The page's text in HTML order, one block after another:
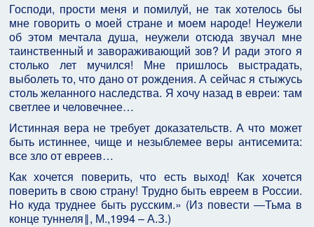
Господи, прости меня и помилуй, не так хотелось бы
мне говорить о моей стране и моем народе! Неужели
об этом мечтала душа, неужели отсюда звучал мне
таинственный и завораживающий зов? И ради этого я
столько лет мучился! Мне пришлось выстрадать,
выболеть то, что дано от рождения. А сейчас я стыжусь
столь желанного наследства. Я хочу назад в евреи: там
светлее и человечнее…
Истинная вера не требует доказательств. А что может
быть истиннее, чище и незыблемее веры антисемита:
все зло от евреев…
Как хочется поверить, что есть выход! Как хочется
поверить в свою страну! Трудно быть евреем в России.
Но куда труднее быть русским.» (Из повести ―Тьма в
конце туннеля‖, М.,1994 – А.З.)